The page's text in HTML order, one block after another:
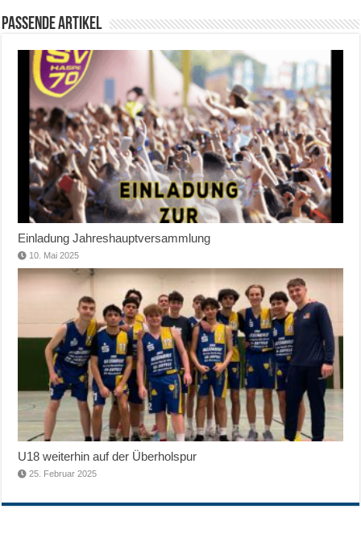
Passende Artikel
Einladung Jahreshauptversammlung
10. Mai 2025
U18 weiterhin auf der Überholspur
25. Februar 2025